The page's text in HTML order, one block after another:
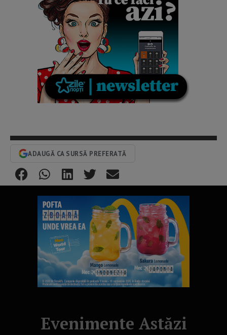
ADAUGĂ CA SURSĂ PREFERATĂ
Evenimente Astăzi